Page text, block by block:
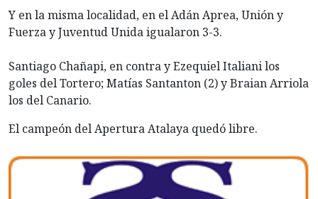
Y en la misma localidad, en el Adán Aprea, Unión y
Fuerza y Juventud Unida igualaron 3-3.
Santiago Chañapi, en contra y Ezequiel Italiani los
goles del Tortero; Matías Santanton (2) y Braian Arriola
los del Canario.
El campeón del Apertura Atalaya quedó libre.